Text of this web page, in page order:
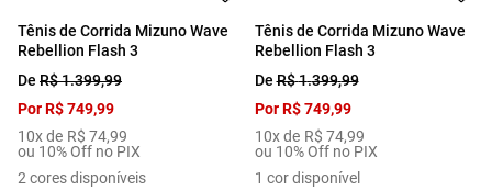
Tênis de Corrida Mizuno Wave
Rebellion Flash 3
De R$1.399,99
PorR$749,99
10x de R$ 74,99
ou 10% Off no PIX
2 cores disponíveis
Tênis de Corrida Mizuno Wave
Rebellion Flash 3
DeR$1.399,99
PorR$ 749,99
10x de R$ 74,99
ou 10% Off no PIX
1 cor disponível